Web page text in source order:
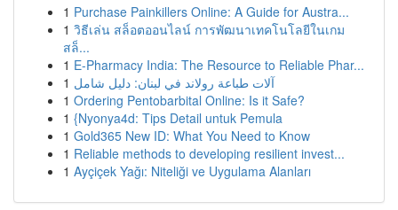
1 Purchase Painkillers Online: A Guide for Austra...
1 วิธีเล่น สล็อตออนไลน์ การพัฒนาเทคโนโลยีในเกม
สล็...
1 E-Pharmacy India: The Resource to Reliable Phar...
1 آلات طباعة رولاند في لبنان: دليل شامل
1 Ordering Pentobarbital Online: Is it Safe?
1 {Nyonya4d: Tips Detail untuk Pemula
1 Gold365 New ID: What You Need to Know
1 Reliable methods to developing resilient invest...
1 Ayçiçek Yağı: Niteliği ve Uygulama Alanları